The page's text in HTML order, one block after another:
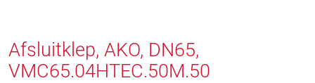
Afsluitklep, AKO, DN65,
VMC65.04HTEC.50M.50